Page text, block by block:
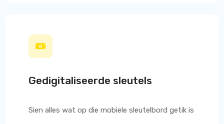
Gedigitaliseerde sleutels
Sien alles wat op die mobiele sleutelbord getik is